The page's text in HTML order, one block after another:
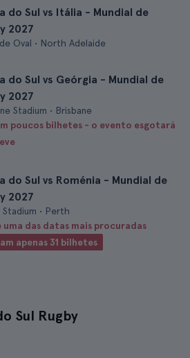
do Sul vs Itália - Mundial de
2027
Oval • North Adelaide
do Sul vs Geórgia - Mundial de
2027
Stadium • Brisbane
poucos bilhetes - o evento esgotará
do Sul vs Roménia - Mundial de
2027
• Perth
uma das datas mais procuradas
apenas 31 bilhetes
Sul Rugby